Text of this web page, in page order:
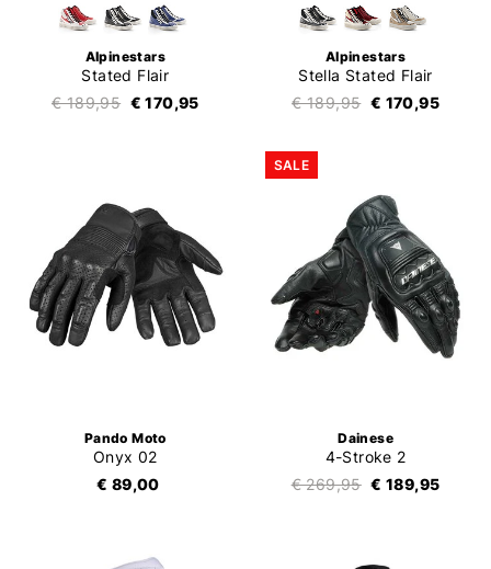
Alpinestars
Stated Flair
€ 189,95 € 170,95
Alpinestars
Stella Stated Flair
€ 189,95 € 170,95
Pando Moto
Onyx 02
€ 89,00
SALE
Dainese
4-Stroke 2
€ 269,95 € 189,95